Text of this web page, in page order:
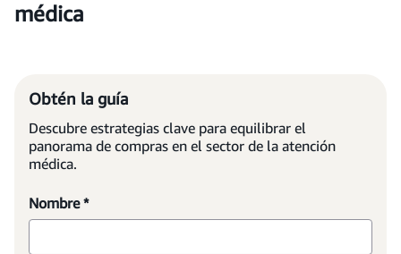
médica
Obtén la guía
Descubre estrategias clave para equilibrar el
panorama de compras en el sector de la atención
médica.
Nombre *